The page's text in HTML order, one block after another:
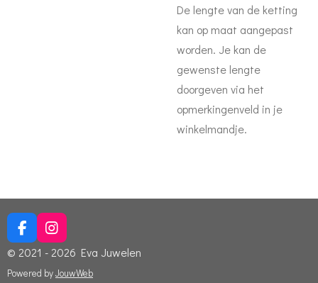
De lengte van de ketting
kan op maat aangepast
worden. Je kan de
gewenste lengte
doorgeven via het
opmerkingenveld in je
winkelmandje.
F
a
c
e
I
n
s
t
© 2021 - 2026 Eva Juwelen
Powered byJouwWeb